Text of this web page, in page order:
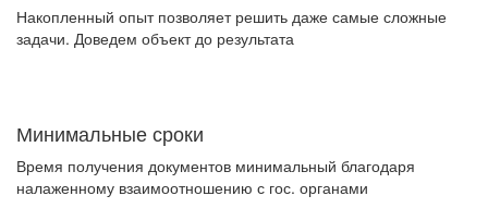
Накопленный опыт позволяет решить даже самые сложные
задачи. Доведем объект до результата
Минимальные сроки
Время получения документов минимальный благодаря
налаженному взаимоотношению с гос. органами